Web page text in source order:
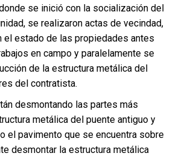
se inició con la socialización del
se realizaron actas de vecindad,
el estado de las propiedades antes
en campo y paralelamente se
de la estructura metálica del
del contratista.
desmontando las partes más
metálica del puente antiguo y
el pavimento que se encuentra sobre
desmontar la estructura metálica